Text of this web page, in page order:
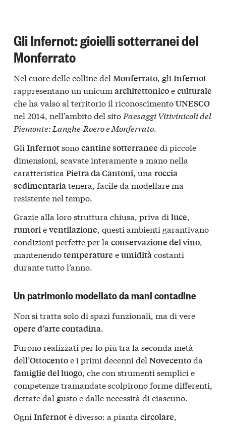
Gli Infernot: gioielli sotterranei del
Monferrato
Nel cuore delle colline del Monferrato, gli Infernot
rappresentano un unicum architettonicoeculturale
che ha valso al territorio il riconoscimentoUNESCO
nel 2014, nell’ambito del sito Paesaggi Vitivinicoli del
Piemonte: Langhe‑Roero e Monferrato.
Gli Infernotsonocantine sotterranee di piccole
dimensioni, scavate interamente a mano nella
caratteristica Pietra da Cantoni , una roccia
sedimentaria tenera, facile da modellare ma
resistente nel tempo.
Grazie alla loro struttura chiusa, priva di luce,
rumorieventilazione, questi ambienti garantivano
condizioni perfette per la conservazione del vino,
mantenendotemperature eumiditàcostanti
durante tutto l’anno.
Un patrimonio modellato da mani contadine
Non si tratta solo di spazi funzionali, ma di vere
opere d’arte contadina.
Furono realizzati per lo più tra la seconda metà
dell’Ottocentoe i primi decenni del Novecentoda
famiglie del luogo, che con strumenti semplici e
competenze tramandate scolpirono forme differenti,
dettate dal gusto e dalle necessità di ciascuno.
Ogni Infernotè diverso: a pianta circolare,